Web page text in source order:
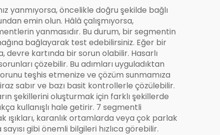
yanmıyorsa, öncelikle doğru şekilde bağlı
emin olun. Hâlâ çalışmıyorsa,
yanmasıdır. Bu durum, bir segmentin
bağlayarak test edebilirsiniz. Eğer bir
kartında bir sorun olabilir. Hasarlı
çözebilir. Bu adımları uyguladıktan
teşhis etmenize ve çözüm sunmamıza
sabır ve bazı basit kontrollerle çözülebilir.
şekillerini oluşturmak için farklı şekillerde
kullanışlı hale getirir. 7 segmentli
ışıkları, karanlık ortamlarda veya çok parlak
gibi önemli bilgileri hızlıca görebilir.